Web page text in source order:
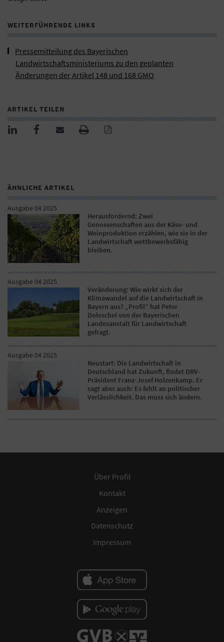
WEITERFÜHRENDE LINKS
Pressemitteilung des Bayerischen
Landwirtschaftsministeriums zu den geplanten
Änderungen der Artikel 148 und 168 GMO
ARTIKEL TEILEN
ÄHNLICHE ARTIKEL
Ausgabe 04 2025
Herausfordernd: Zwei
Genossenschaften aus der Käse- und
Weinproduktion erzählen, wie sie in der
Landwirtschaft wettbewerbsfähig
bleiben.
Ausgabe 04 2025
Veränderung: Wie wirkt sich der
Klimawandel auf die Landwirtschaft in
Bayern aus? „Profil“ hat Peter
Doleschel von der Bayerischen
Landesanstalt für Landwirtschaft
gefragt.
Ausgabe 04 2025
Neustart: Die Landwirtschaft in
Deutschland hat Zukunft, findet DRV-
Präsident Franz-Josef Holzenkamp. Er
sagt aber auch: Es fehlt an politischer
Verlässlichkeit. Das muss sich ändern.
Über Profil
Kontakt
Anzeigen
Datenschutz
Impressum